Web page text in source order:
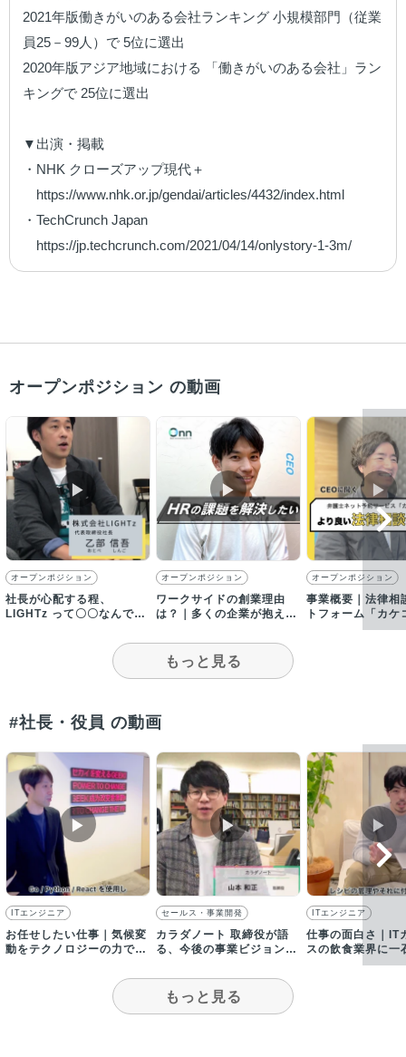
2021年版働きがいのある会社ランキング 小規模部門（従業
員25－99人）で 5位に選出
2020年版アジア地域における 「働きがいのある会社」ラン
キングで 25位に選出
▼出演・掲載
・NHK クローズアップ現代＋
https://www.nhk.or.jp/gendai/articles/4432/index.html
・TechCrunch Japan
https://jp.techcrunch.com/2021/04/14/onlystory-1-3m/
オープンポジション の動画
▶︎
オープンポジション
社長が心配する程、
LIGHTz って〇〇なんで
▶︎
オープンポジション
ワークサイドの創業理由
は？｜多くの企業が抱える
▶︎
オープンポジション
事業概要｜法律相
トフォーム「カケ
もっと見る
#社長・役員 の動画
▶︎
ITエンジニア
お任せしたい仕事｜気候変
動をテクノロジーの力で解
▶︎
セールス・事業開発
カラダノート 取締役が語
る、今後の事業ビジョンに
▶︎
ITエンジニア
仕事の面白さ｜IT
スの飲食業界に一
もっと見る